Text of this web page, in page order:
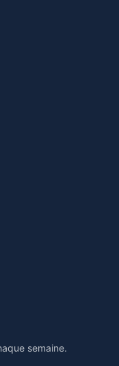
semaine.